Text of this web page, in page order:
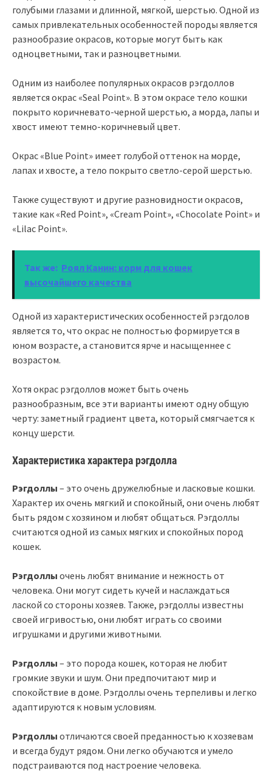
голубыми глазами и длинной, мягкой, шерстью. Одной из
самых привлекательных особенностей породы является
разнообразие окрасов, которые могут быть как
одноцветными, так и разноцветными.
Одним из наиболее популярных окрасов рэгдоллов
является окрас «Seal Point». В этом окрасе тело кошки
покрыто коричневато-черной шерстью, а морда, лапы и
хвост имеют темно-коричневый цвет.
Окрас «Blue Point» имеет голубой оттенок на морде,
лапах и хвосте, а тело покрыто светло-серой шерстью.
Также существуют и другие разновидности окрасов,
такие как «Red Point», «Cream Point», «Chocolate Point» и
«Lilac Point».
Так же: Роял Канин: корм для кошек
высочайшего качества
Одной из характеристических особенностей рэгдолов
является то, что окрас не полностью формируется в
юном возрасте, а становится ярче и насыщеннее с
возрастом.
Хотя окрас рэгдоллов может быть очень
разнообразным, все эти варианты имеют одну общую
черту: заметный градиент цвета, который смягчается к
концу шерсти.
Характеристика характера рэгдолла
Рэгдоллы – это очень дружелюбные и ласковые кошки.
Характер их очень мягкий и спокойный, они очень любят
быть рядом с хозяином и любят общаться. Рэгдоллы
считаются одной из самых мягких и спокойных пород
кошек.
Рэгдоллы очень любят внимание и нежность от
человека. Они могут сидеть кучей и наслаждаться
лаской со стороны хозяев. Также, рэгдоллы известны
своей игривостью, они любят играть со своими
игрушками и другими животными.
Рэгдоллы – это порода кошек, которая не любит
громкие звуки и шум. Они предпочитают мир и
спокойствие в доме. Рэгдоллы очень терпеливы и легко
адаптируются к новым условиям.
Рэгдоллы отличаются своей преданностью к хозяевам
и всегда будут рядом. Они легко обучаются и умело
подстраиваются под настроение человека.